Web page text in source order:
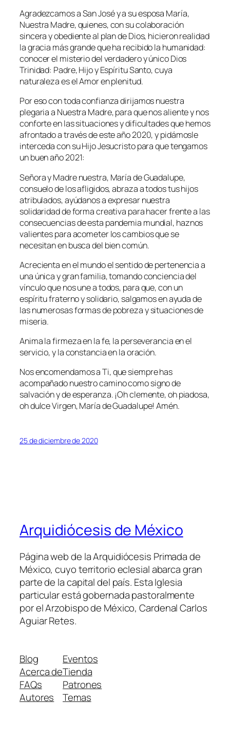
Agradezcamos a San José y a su esposa María,
Nuestra Madre, quienes, con su colaboración
sincera y obediente al plan de Dios, hicieron realidad
la gracia más grande que ha recibido la humanidad:
conocer el misterio del verdadero y único Dios
Trinidad: Padre, Hijo y Espíritu Santo, cuya
naturaleza es el Amor en plenitud.
Por eso con toda confianza dirijamos nuestra
plegaria a Nuestra Madre, para que nos aliente y nos
conforte en las situaciones y dificultades que hemos
afrontado a través de este año 2020, y pidámosle
interceda con su Hijo Jesucristo para que tengamos
un buen año 2021:
Señora y Madre nuestra, María de Guadalupe,
consuelo de los afligidos, abraza a todos tus hijos
atribulados, ayúdanos a expresar nuestra
solidaridad de forma creativa para hacer frente a las
consecuencias de esta pandemia mundial, haznos
valientes para acometer los cambios que se
necesitan en busca del bien común.
Acrecienta en el mundo el sentido de pertenencia a
una única y gran familia, tomando conciencia del
vínculo que nos une a todos, para que, con un
espíritu fraterno y solidario, salgamos en ayuda de
las numerosas formas de pobreza y situaciones de
miseria.
Anima la firmeza en la fe, la perseverancia en el
servicio, y la constancia en la oración.
Nos encomendamos a Ti, que siempre has
acompañado nuestro camino como signo de
salvación y de esperanza. ¡Oh clemente, oh piadosa,
oh dulce Virgen, María de Guadalupe! Amén.
25 de diciembre de 2020
Arquidiócesis de México
Página web de la Arquidiócesis Primada de
México, cuyo territorio eclesial abarca gran
parte de la capital del país. Esta Iglesia
particular está gobernada pastoralmente
por el Arzobispo de México, Cardenal Carlos
Aguiar Retes.
Blog
Acerca de
FAQs
Autores
Eventos
Tienda
Patrones
Temas